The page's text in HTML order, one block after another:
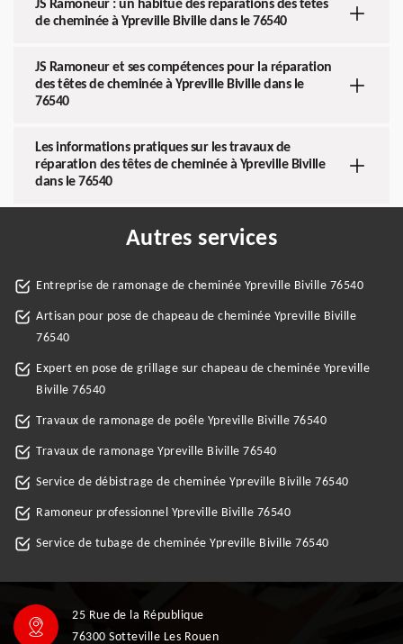
JS Ramoneur : un habitué des réparations des têtes
de cheminée à Ypreville Biville dans le 76540
JS Ramoneur et ses compétences pour la réparation
des têtes de cheminée à Ypreville Biville dans le
76540
Les informations pratiques sur les travaux de
réparation des têtes de cheminée à Ypreville Biville
dans le 76540
Autres services
Entreprise de ramonage de cheminée Ypreville Biville 76540
Artisan pour pose de chapeau de cheminée Ypreville Biville
76540
Expert en pose de grillage sur chapeau de cheminée Ypreville
Biville 76540
Travaux de ramonage de poêle Ypreville Biville 76540
Travaux de ramonage Ypreville Biville 76540
Service de débistrage de cheminée Ypreville Biville 76540
Ramoneur professionnel Ypreville Biville 76540
Service de tubage de cheminée Ypreville Biville 76540
25 Rue de la République
76300 Sotteville Les Rouen